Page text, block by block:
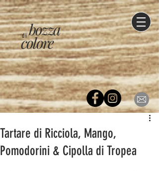
di
colore
bozza
Tartare di Ricciola, Mango,
Pomodorini & Cipolla di Tropea